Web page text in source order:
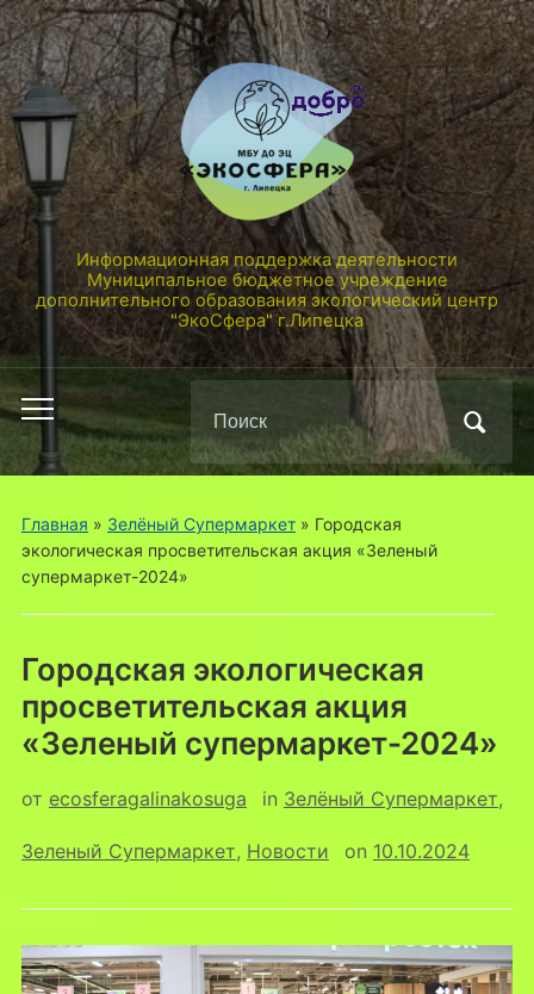
Информационная поддержка деятельности
Муниципальное бюджетное учреждение
дополнительного образования экологический центр
"ЭкоСфера" г.Липецка
Переключить
мобильное
меню
по:
Главная » Зелёный Супермаркет» Городская
экологическая просветительская акция «Зеленый
супермаркет-2024»
Городская экологическая
просветительская акция
«Зеленый супермаркет-2024»
от ecosferagalinakosuga in Зелёный Супермаркет,
Зеленый Супермаркет, Новости on 10.10.2024